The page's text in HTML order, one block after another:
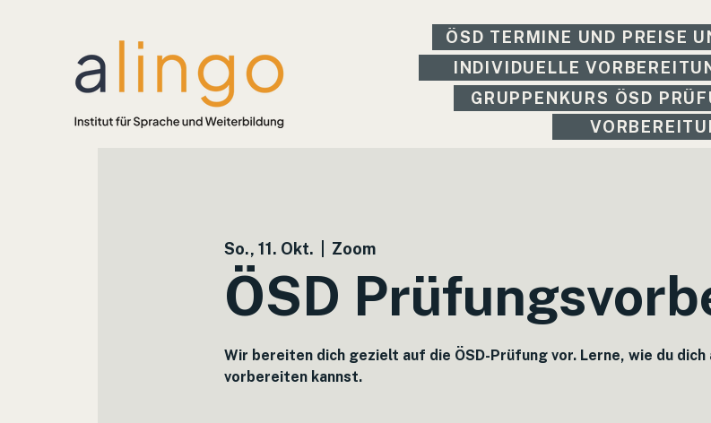
ÖSD TERMINE UND PREISE
INDIVIDUELLE
GRUPPENKURS ÖSD
So., 11. Okt. Zoom
ÖSD
Wir bereiten dich gezielt auf die ÖSD-Prüfung vor. Lerne, wie du
vorbereiten kannst.